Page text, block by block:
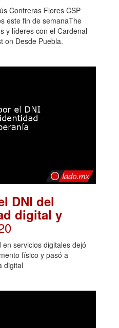
Contreras Flores CSP
este fin de semanaThe
y líderes con el Cardenal
on Desde Puebla.
DNI del
digital y
servicios digitales dejó
físico y pasó a
digital